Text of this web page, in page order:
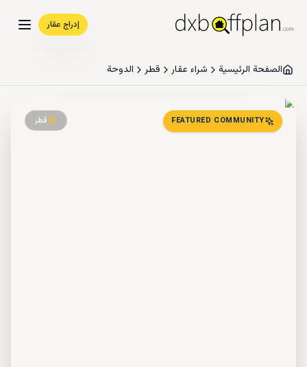
إدراج عقار
الصفحة الرئيسية شراء عقار قطر الدوحة
FEATURED COMMUNITY قطر